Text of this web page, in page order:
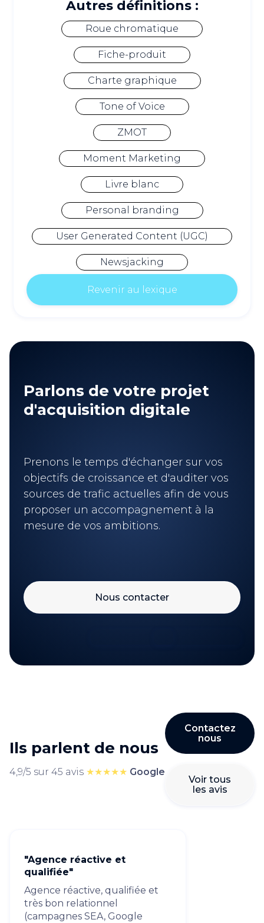
Autres définitions :
Roue chromatique
Fiche-produit
Charte graphique
Tone of Voice
ZMOT
Moment Marketing
Livre blanc
Personal branding
User Generated Content (UGC)
Newsjacking
Revenir au lexique
Parlons de votre projet
d'acquisition digitale
Prenons le temps d'échanger sur vos
objectifs de croissance et d'auditer vos
sources de trafic actuelles afin de vous
proposer un accompagnement à la
mesure de vos ambitions.
Nous contacter
Ils parlent de nous
4,9/5 sur 45 avis ★★★★★ Google
Contactez
nous
Voir tous
les avis
"Agence réactive et
qualifiée"
Agence réactive, qualifiée et
très bon relationnel
(campagnes SEA, Google